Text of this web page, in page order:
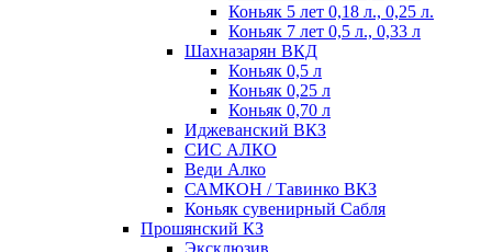
Коньяк 5 лет 0,18 л., 0,25 л.
Коньяк 7 лет 0,5 л., 0,33 л
Шахназарян ВКД
Коньяк 0,5 л
Коньяк 0,25 л
Коньяк 0,70 л
Иджеванский ВКЗ
СИС АЛКО
Веди Алко
САМКОН / Тавинко ВКЗ
Коньяк сувенирный Сабля
Прошянский КЗ
Эксклюзив